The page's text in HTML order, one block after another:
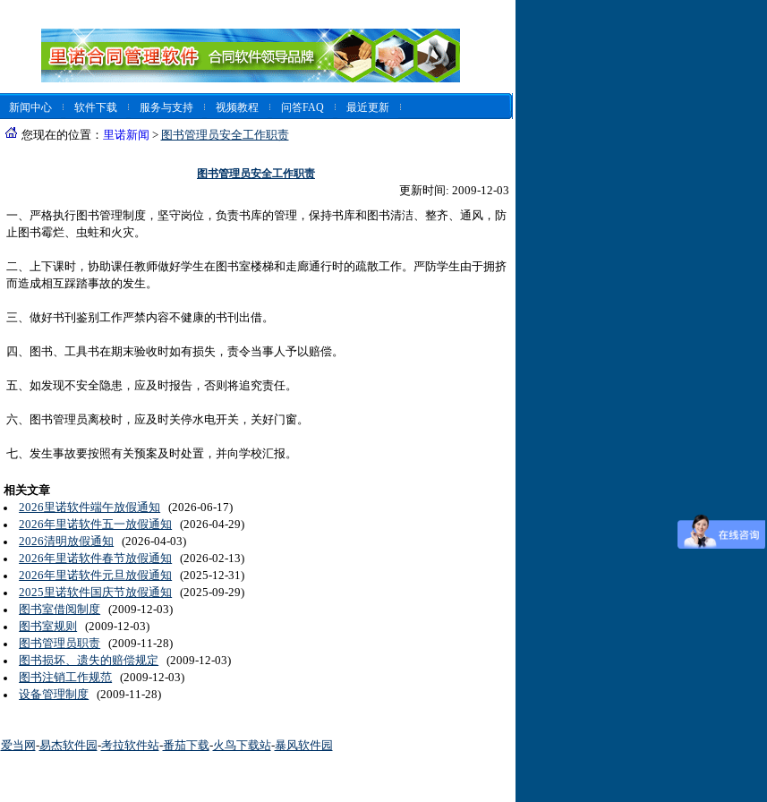
新闻中心 软件下载 服务与支持 视频教程 问答FAQ
最近更新
您现在的位置： 里诺新闻 > 图书管理员安全工作职责
图书管理员安全工作职责
更新时间: 2009-12-03
一、严格执行图书管理制度，坚守岗位，负责书库的管理，保持书库和图书清洁、整齐、通风，防
止图书霉烂、虫蛀和火灾。
二、上下课时，协助课任教师做好学生在图书室楼梯和走廊通行时的疏散工作。严防学生由于拥挤
而造成相互踩踏事故的发生。
三、做好书刊鉴别工作严禁内容不健康的书刊出借。
四、图书、工具书在期末验收时如有损失，责令当事人予以赔偿。
五、如发现不安全隐患，应及时报告，否则将追究责任。
六、图书管理员离校时，应及时关停水电开关，关好门窗。
七、发生事故要按照有关预案及时处置，并向学校汇报。
相关文章
2026里诺软件端午放假通知 (2026-06-17)
2026年里诺软件五一放假通知 (2026-04-29)
2026清明放假通知 (2026-04-03)
2026年里诺软件春节放假通知 (2026-02-13)
2026年里诺软件元旦放假通知 (2025-12-31)
2025里诺软件国庆节放假通知 (2025-09-29)
图书室借阅制度 (2009-12-03)
图书室规则
(2009-12-03)
图书管理员职责 (2009-11-28)
图书损坏、遗失的赔偿规定 (2009-12-03)
图书注销工作规范 (2009-12-03)
设备管理制度 (2009-11-28)
爱当网 -易杰软件园 -考拉软件站-番茄下载-火鸟下载站-暴风软件园